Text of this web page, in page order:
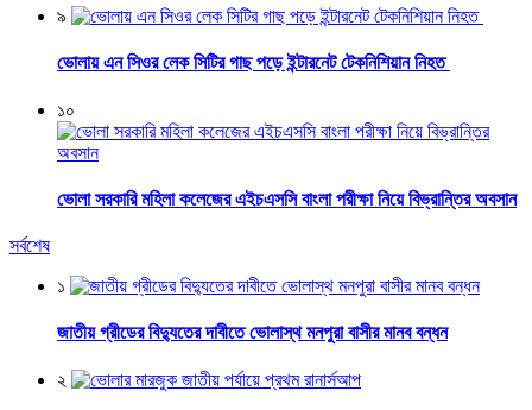
৯
ভোলায় এন সিওর লেক সিটির গাছ পড়ে ইন্টারনেট টেকনিশিয়ান নিহত
১০
ভোলা সরকারি মহিলা কলেজের এইচএসসি বাংলা পরীক্ষা নিয়ে বিভ্রান্তির অবসান
সর্বশেষ
১
জাতীয় গ্রীডের বিদ্যুতের দাবীতে ভোলাস্থ মনপুরা বাসীর মানব বন্ধন
২